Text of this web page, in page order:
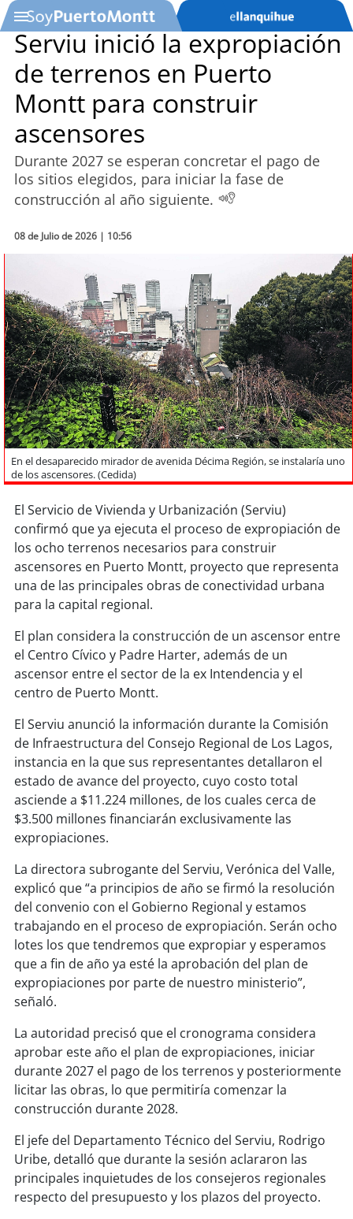
SOYTV
Podcast
Actualidad
Entretención
Economía
Deportes
Tecnología
Sostenibilidad
soychile
soyarica
soyiquique
soycalama
soyantofagasta
soy copiapó
soyvalparaíso
soyquillota
soychillán
soy sancarlos
soytalcahuano
soyconcepción
soycoronel
soyarauco
soytemuco
soyosorno
soypuertomontt
soychiloé
Serviu inició la expropiación
de terrenos en Puerto
Montt para construir
ascensores
Durante 2027 se esperan concretar el pago de
los sitios elegidos, para iniciar la fase de
construcción al año siguiente.
08 de Julio de 2026 | 10:56
En el desaparecido mirador de avenida Décima Región, se instalaría uno
de los ascensores. (Cedida)
El Servicio de Vivienda y Urbanización (Serviu)
confirmó que ya ejecuta el proceso de expropiación de
los ocho terrenos necesarios para construir
ascensores en Puerto Montt, proyecto que representa
una de las principales obras de conectividad urbana
para la capital regional.
El plan considera la construcción de un ascensor entre
el Centro Cívico y Padre Harter, además de un
ascensor entre el sector de la ex Intendencia y el
centro de Puerto Montt.
El Serviu anunció la información durante la Comisión
de Infraestructura del Consejo Regional de Los Lagos,
instancia en la que sus representantes detallaron el
estado de avance del proyecto, cuyo costo total
asciende a $11.224 millones, de los cuales cerca de
$3.500 millones financiarán exclusivamente las
expropiaciones.
La directora subrogante del Serviu, Verónica del Valle,
explicó que “a principios de año se firmó la resolución
del convenio con el Gobierno Regional y estamos
trabajando en el proceso de expropiación. Serán ocho
lotes los que tendremos que expropiar y esperamos
que a fin de año ya esté la aprobación del plan de
expropiaciones por parte de nuestro ministerio”,
señaló.
La autoridad precisó que el cronograma considera
aprobar este año el plan de expropiaciones, iniciar
durante 2027 el pago de los terrenos y posteriormente
licitar las obras, lo que permitiría comenzar la
construcción durante 2028.
El jefe del Departamento Técnico del Serviu, Rodrigo
Uribe, detalló que durante la sesión aclararon las
principales inquietudes de los consejeros regionales
respecto del presupuesto y los plazos del proyecto.